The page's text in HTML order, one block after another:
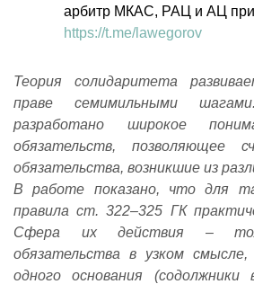
арбитр МКАС, РАЦ и АЦ
https://t.me/lawegorov
Теория солидаритета
праве семимильными
разработано широкое
обязательств, позволяющее
обязательства, возникшие из
В работе показано, что для
правила ст. 322–325 ГК
Сфера их действия –
обязательства в узком
одного основания (содолжники